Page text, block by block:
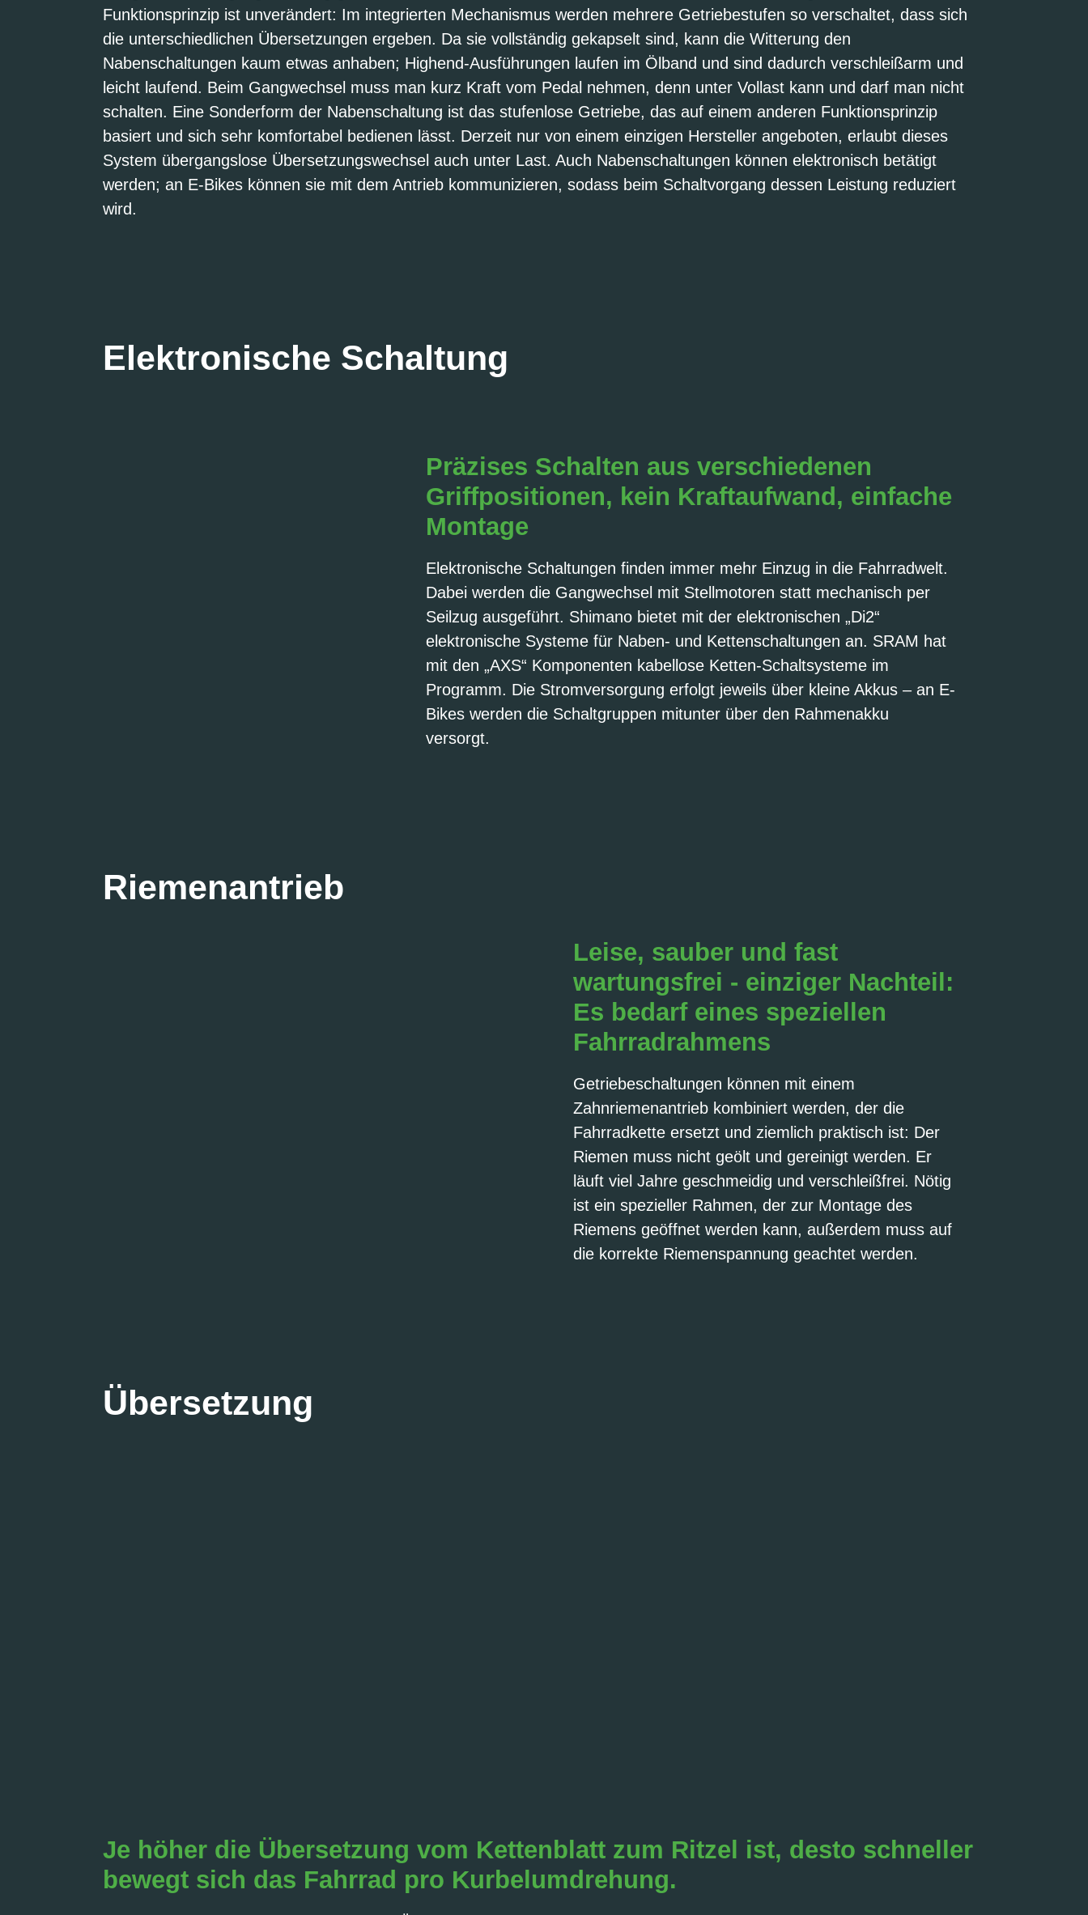
Funktionsprinzip ist unverändert: Im integrierten Mechanismus werden mehrere Getriebestufen so verschaltet, dass sich
die unterschiedlichen Übersetzungen ergeben. Da sie vollständig gekapselt sind, kann die Witterung den
Nabenschaltungen kaum etwas anhaben; Highend-Ausführungen laufen im Ölband und sind dadurch verschleißarm und
leicht laufend. Beim Gangwechsel muss man kurz Kraft vom Pedal nehmen, denn unter Vollast kann und darf man nicht
schalten. Eine Sonderform der Nabenschaltung ist das stufenlose Getriebe, das auf einem anderen Funktionsprinzip
basiert und sich sehr komfortabel bedienen lässt. Derzeit nur von einem einzigen Hersteller angeboten, erlaubt dieses
System übergangslose Übersetzungswechsel auch unter Last. Auch Nabenschaltungen können elektronisch betätigt
werden; an E-Bikes können sie mit dem Antrieb kommunizieren, sodass beim Schaltvorgang dessen Leistung reduziert
wird.
Elektronische Schaltung
Präzises Schalten aus verschiedenen
Griffpositionen, kein Kraftaufwand, einfache
Montage
Elektronische Schaltungen finden immer mehr Einzug in die Fahrradwelt.
Dabei werden die Gangwechsel mit Stellmotoren statt mechanisch per
Seilzug ausgeführt. Shimano bietet mit der elektronischen „Di2“
elektronische Systeme für Naben- und Kettenschaltungen an. SRAM hat
mit den „AXS“ Komponenten kabellose Ketten-Schaltsysteme im
Programm. Die Stromversorgung erfolgt jeweils über kleine Akkus – an E-
Bikes werden die Schaltgruppen mitunter über den Rahmenakku
versorgt.
Riemenantrieb
Leise, sauber und fast
wartungsfrei - einziger Nachteil:
Es bedarf eines speziellen
Fahrradrahmens
Getriebeschaltungen können mit einem
Zahnriemenantrieb kombiniert werden, der die
Fahrradkette ersetzt und ziemlich praktisch ist: Der
Riemen muss nicht geölt und gereinigt werden. Er
läuft viel Jahre geschmeidig und verschleißfrei. Nötig
ist ein spezieller Rahmen, der zur Montage des
Riemens geöffnet werden kann, außerdem muss auf
die korrekte Riemenspannung geachtet werden.
Übersetzung
Je höher die Übersetzung vom Kettenblatt zum Ritzel ist, desto schneller
bewegt sich das Fahrrad pro Kurbelumdrehung.